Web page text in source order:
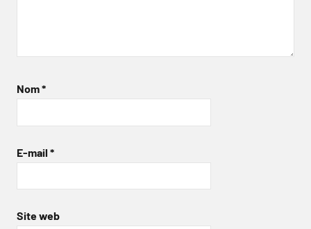
Nom*
E-mail *
Site web